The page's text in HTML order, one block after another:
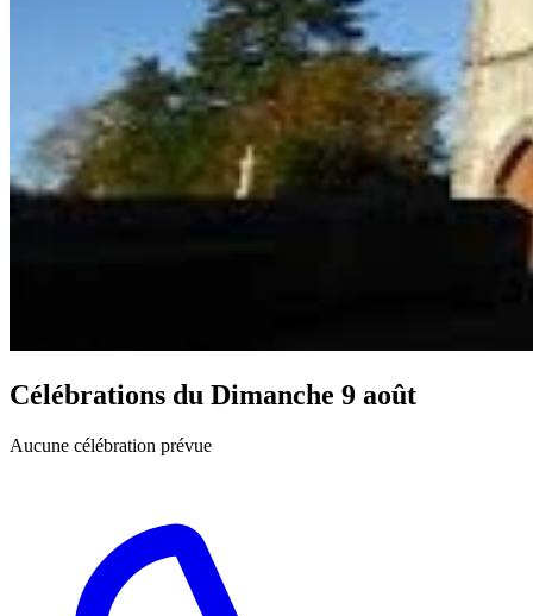
Célébrations du Dimanche 9 août
Aucune célébration prévue